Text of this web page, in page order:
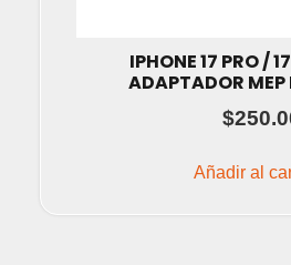
IPHONE 17 PRO /
ADAPTADOR MEP
$
Añadir al